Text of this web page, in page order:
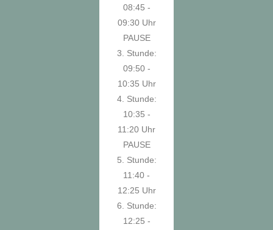
08:45 -
09:30 Uhr
PAUSE
3. Stunde:
09:50 -
10:35 Uhr
4. Stunde:
10:35 -
11:20 Uhr
PAUSE
5. Stunde:
11:40 -
12:25 Uhr
6. Stunde:
12:25 -